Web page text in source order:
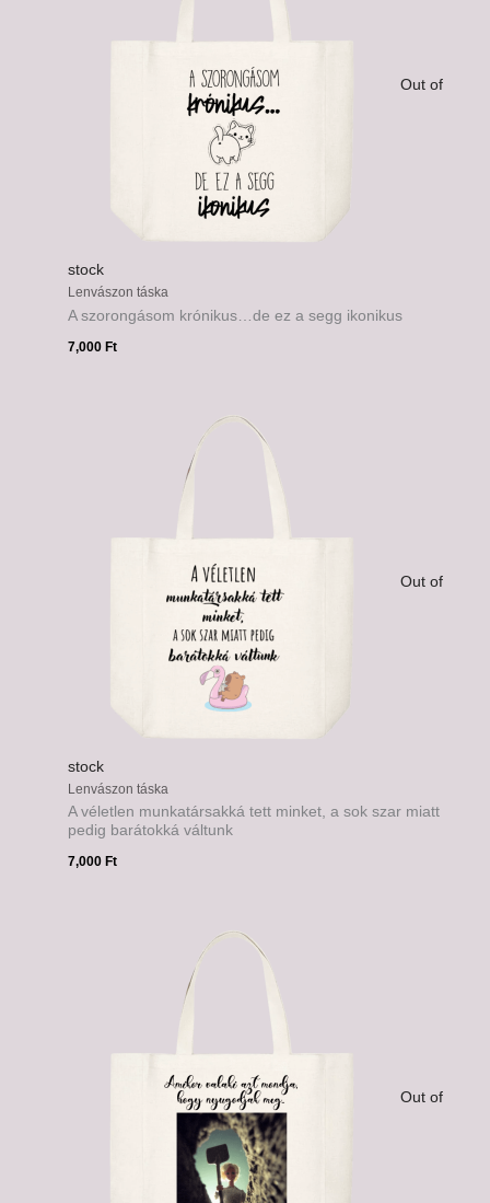
Out of
stock
Lenvászon táska
A szorongásom krónikus…de ez a segg ikonikus
7,000Ft
Out of
stock
Lenvászon táska
A véletlen munkatársakká tett minket, a sok szar miatt
pedig barátokká váltunk
7,000 Ft
Out of